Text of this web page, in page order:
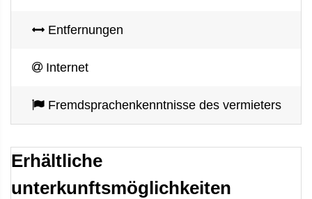
Entfernungen
Internet
Fremdsprachenkenntnisse des vermieters
Erhältliche
unterkunftsmöglichkeiten